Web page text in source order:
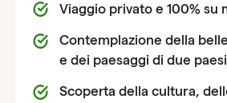
Viaggio privato e 100% su
Contemplazione della
e dei paesaggi di due paesi
Scoperta della cultura,